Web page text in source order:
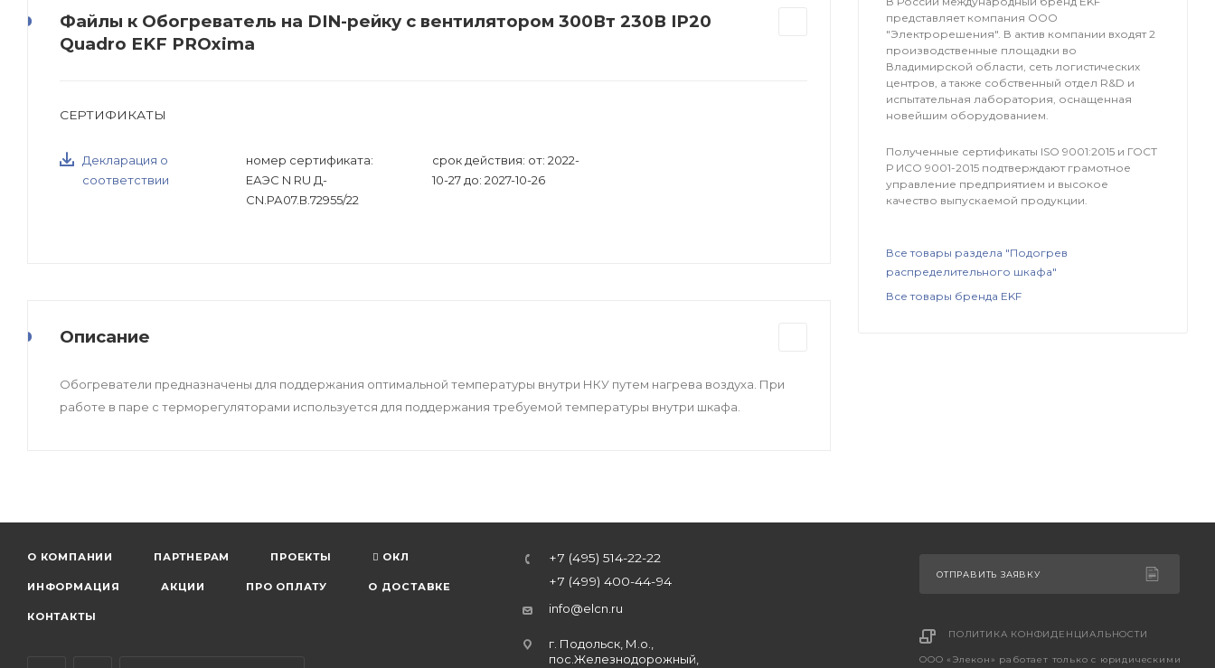
Файлы к Обогреватель на DIN-рейку с вентилятором 300Вт 230В IP20
Quadro EKF PROxima
СЕРТИФИКАТЫ
Декларация о
соответствии
номер сертификата:
ЕАЭС N RU Д-
CN.РА07.В.72955/22
срок действия: от: 2022-
10-27 до: 2027-10-26
Описание
Обогреватели предназначены для поддержания оптимальной температуры внутри НКУ путем нагрева воздуха. При
работе в паре с терморегуляторами используется для поддержания требуемой температуры внутри шкафа.
представляет компания OOO
"Электрорешения". В актив компании входят 2
производственные площадки во
Владимирской области, сеть логистических
центров, а также собственный отдел R&D и
испытательная лаборатория, оснащенная
новейшим оборудованием.
Полученные сертификаты ISO 9001:2015 и ГОСТ
Р ИСО 9001-2015 подтверждают грамотное
управление предприятием и высокое
качество выпускаемой продукции.
Все товары раздела "Подогрев
распределительного шкафа"
Все товары бренда EKF
О КОМПАНИИ ПАРТНЕРАМ ПРОЕКТЫ ОКЛ
ИНФОРМАЦИЯ АКЦИИ ПРО ОПЛАТУ О ДОСТАВКЕ
КОНТАКТЫ
+7 (495) 514-22-22
+7 (499) 400-44-94
info@elcn.ru
г. Подольск, М.о.,
пос.Железнодорожный,
ОТПРАВИТЬ ЗАЯВКУ
ПОЛИТИКА КОНФИДЕНЦИАЛЬНОСТИ
ООО «Элекон» работает только с юридическими